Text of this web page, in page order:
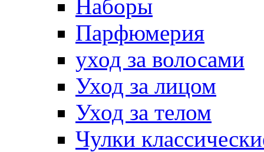
Наборы
Парфюмерия
уход за волосами
Уход за лицом
Уход за телом
Чулки